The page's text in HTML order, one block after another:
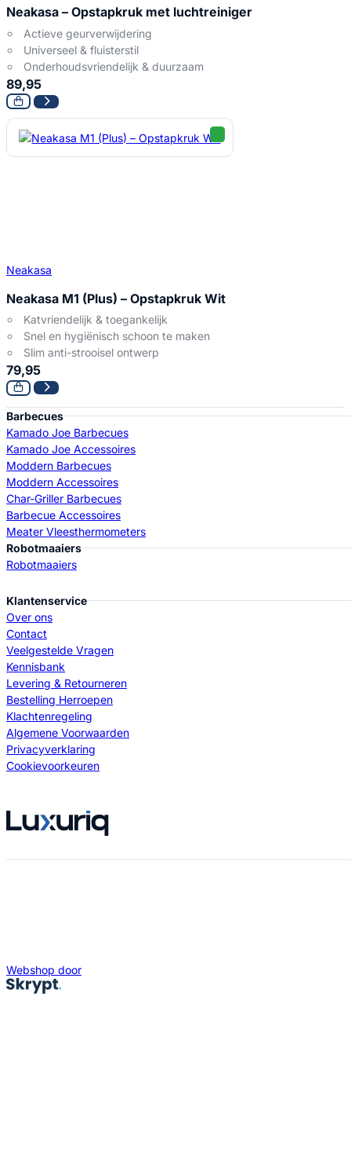
Neakasa – Opstapkruk met luchtreiniger
Actieve geurverwijdering
Universeel & fluisterstil
Onderhoudsvriendelijk & duurzaam
89,95
Neakasa
Neakasa M1 (Plus) – Opstapkruk Wit
Katvriendelijk & toegankelijk
Snel en hygiënisch schoon te maken
Slim anti-strooisel ontwerp
79,95
Barbecues
Kamado Joe Barbecues
Kamado Joe Accessoires
Moddern Barbecues
Moddern Accessoires
Char-Griller Barbecues
Barbecue Accessoires
Meater Vleesthermometers
Robotmaaiers
Robotmaaiers
Klantenservice
Over ons
Contact
Veelgestelde Vragen
Kennisbank
Levering & Retourneren
Bestelling Herroepen
Klachtenregeling
Algemene Voorwaarden
Privacyverklaring
Cookievoorkeuren
Webshop door